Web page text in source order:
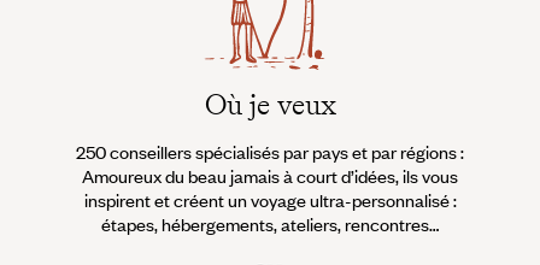
Où je veux
250 conseillers spécialisés par pays et par régions :
Amoureux du beau jamais à court d’idées, ils vous
inspirent et créent un voyage ultra-personnalisé :
étapes, hébergements, ateliers, rencontres…